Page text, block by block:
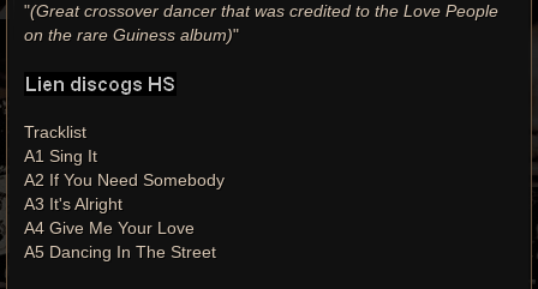
g
e
"(Great crossover dancer that was credited to the Love People
on the rare Guiness album)"
Tracklist
A1 Sing It
A2 If You Need Somebody
A3 It's Alright
A4 Give Me Your Love
A5 Dancing In The Street